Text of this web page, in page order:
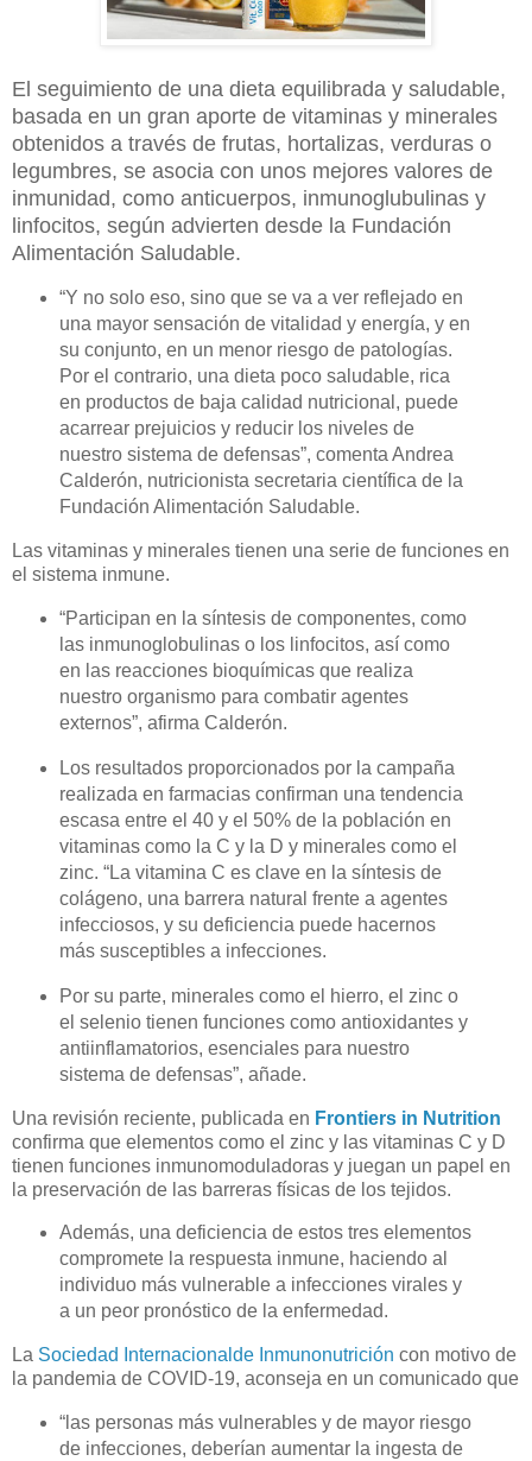
El seguimiento de una dieta equilibrada y saludable,
basada en un gran aporte de vitaminas y minerales
obtenidos a través de frutas, hortalizas, verduras o
legumbres, se asocia con unos mejores valores de
inmunidad, como anticuerpos, inmunoglubulinas y
linfocitos, según advierten desde la Fundación
Alimentación Saludable.
“Y no solo eso, sino que se va a ver reflejado en
una mayor sensación de vitalidad y energía, y en
su conjunto, en un menor riesgo de patologías.
Por el contrario, una dieta poco saludable, rica
en productos de baja calidad nutricional, puede
acarrear prejuicios y reducir los niveles de
nuestro sistema de defensas”, comenta Andrea
Calderón, nutricionista secretaria científica de la
Fundación Alimentación Saludable.
Las vitaminas y minerales tienen una serie de funciones en
el sistema inmune.
“Participan en la síntesis de componentes, como
las inmunoglobulinas o los linfocitos, así como
en las reacciones bioquímicas que realiza
nuestro organismo para combatir agentes
externos”, afirma Calderón.
Los resultados proporcionados por la campaña
realizada en farmacias confirman una tendencia
escasa entre el 40 y el 50% de la población en
vitaminas como la C y la D y minerales como el
zinc. “La vitamina C es clave en la síntesis de
colágeno, una barrera natural frente a agentes
infecciosos, y su deficiencia puede hacernos
más susceptibles a infecciones.
Por su parte, minerales como el hierro, el zinc o
el selenio tienen funciones como antioxidantes y
antiinflamatorios, esenciales para nuestro
sistema de defensas”, añade.
Una revisión reciente, publicada en Frontiers in Nutrition
confirma que elementos como el zinc y las vitaminas C y D
tienen funciones inmunomoduladoras y juegan un papel en
la preservación de las barreras físicas de los tejidos.
Además, una deficiencia de estos tres elementos
compromete la respuesta inmune, haciendo al
individuo más vulnerable a infecciones virales y
a un peor pronóstico de la enfermedad.
La Sociedad Internacionalde Inmunonutrición con motivo de
la pandemia de COVID-19, aconseja en un comunicado que
“las personas más vulnerables y de mayor riesgo
de infecciones, deberían aumentar la ingesta de